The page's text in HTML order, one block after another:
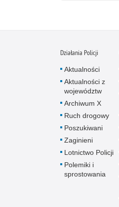
Działania Policji
Aktualności
Aktualności z
województw
Archiwum X
Ruch drogowy
Poszukiwani
Zaginieni
Lotnictwo Policji
Polemiki i
sprostowania